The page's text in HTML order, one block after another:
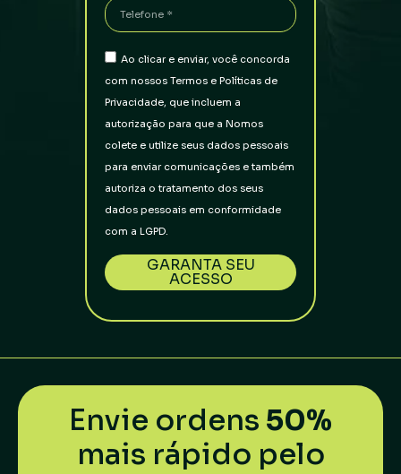
Ao clicar e enviar, você concorda
com nossos Termos e Políticas de
Privacidade, que incluem a
autorização para que a Nomos
colete e utilize seus dados pessoais
para enviar comunicações e também
autoriza o tratamento dos seus
dados pessoais em conformidade
com a LGPD.
GARANTA SEU
ACESSO
Envie ordens 50%
mais rápido pelo